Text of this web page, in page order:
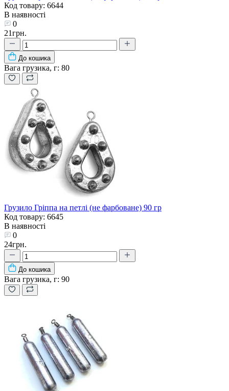
Код товару: 6644
В наявності
0
21грн.
До кошика
Вага грузика, г: 80
Грузило Гріппа на петлі (не фарбоване) 90 гр
Код товару: 6645
В наявності
0
24грн.
До кошика
Вага грузика, г: 90